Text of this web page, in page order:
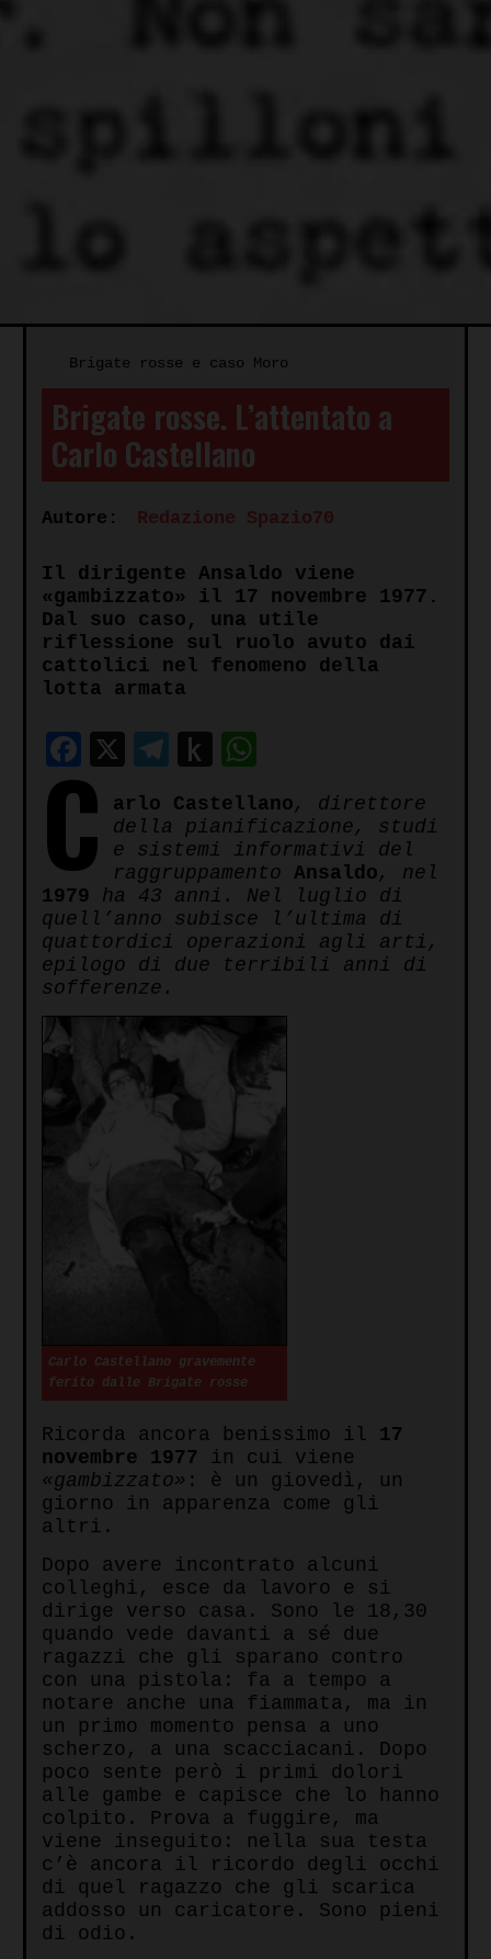
Brigate rosse e caso Moro
Brigate rosse. L’attentato a
Carlo Castellano
Autore: Redazione Spazio70
Il dirigente Ansaldo viene
«gambizzato» il 17 novembre 1977.
Dal suo caso, una utile
riflessione sul ruolo avuto dai
cattolici nel fenomeno della
lotta armata
Facebook
X Telegram
Push
Kindle
C arlo Castellano, direttore
della pianificazione, studi
e sistemi informativi del
raggruppamento Ansaldo, nel
1979 ha 43 anni. Nel luglio di
quell’anno subisce l’ultima di
quattordici operazioni agli arti,
epilogo di due terribili anni di
sofferenze.
Carlo Castellano gravemente
ferito dalle Brigate rosse
Ricorda ancora benissimo il 17
novembre 1977 in cui viene
«gambizzato» : è un giovedì, un
giorno in apparenza come gli
altri.
Dopo avere incontrato alcuni
colleghi, esce da lavoro e si
dirige verso casa. Sono le 18,30
quando vede davanti a sé due
ragazzi che gli sparano contro
con una pistola: fa a tempo a
notare anche una fiammata, ma in
un primo momento pensa a uno
scherzo, a una scacciacani. Dopo
poco sente però i primi dolori
alle gambe e capisce che lo hanno
colpito. Prova a fuggire, ma
viene inseguito: nella sua testa
c’è ancora il ricordo degli occhi
di quel ragazzo che gli scarica
addosso un caricatore. Sono pieni
di odio.